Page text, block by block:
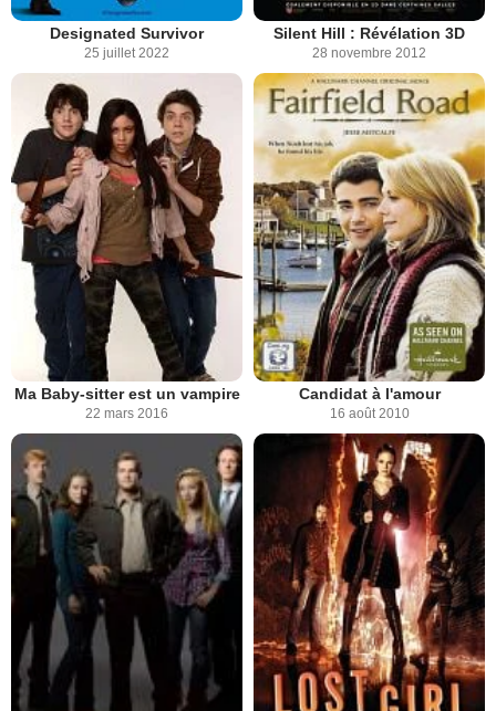
Designated Survivor
25 juillet 2022
Silent Hill : Révélation 3D
28 novembre 2012
Ma Baby-sitter est un vampire
22 mars 2016
Candidat à l'amour
16 août 2010